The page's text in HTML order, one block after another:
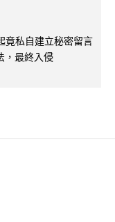
竟私自建立秘密留言
，最終入侵